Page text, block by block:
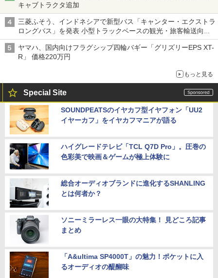
キャブトラクタ追加
三菱ふそう、インドネシアで新型バス「キャンター・エクストラ
ロングバス」を発表 小型トラックベースの観光・旅客輸送向け
バス
ヤマハ、国内向けフラグシップ四輪バギー「グリズリーEPS XT-
R」 価格220万円
もっと見る
Special Site
SOUNDPEATSのイヤカフ型イヤフォン「UU2
イヤーカフ」をイヤカフマニアが語る
ハイグレードテレビ「TCL Q7D Pro」。圧巻の
色彩美で映画＆ゲームが極上体験に
総合オーディオブランドに進化するSHANLING
とは何者か？
ソニーミラーレス一眼の大特集！ 見どころ記事
まとめ
「A&ultima SP4000T」の魅力！ポケットに入
るオーディオの醍醐味